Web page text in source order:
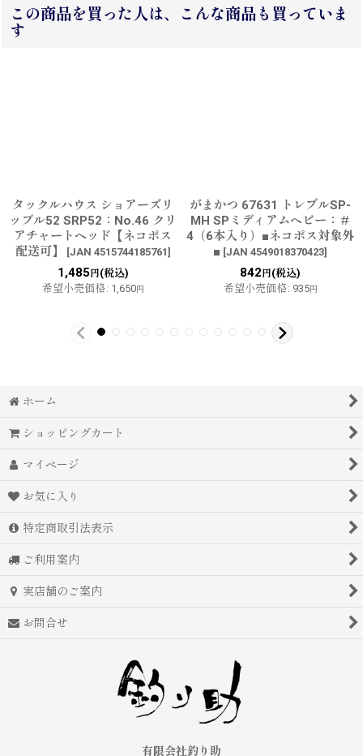
この商品を買った人は、こんな商品も買っていま
す
タックルハウス ショアーズリ
ップル52 SRP52：No.46 クリ
アチャートヘッド【ネコポス
配送可】
[JAN 4515744185761]
1,485 円(税込)
希望小売価格: 1,650円
がまかつ 67631 トレブルSP-
MH SPミディアムヘビー：＃
4（6本入り）■ネコポス対象外
■ [JAN 4549018370423]
842 円(税込)
希望小売価格: 935円
ホーム
ショッピングカート
マイページ
お気に入り
特定商取引法表示
ご利用案内
実店舗のご案内
お問合せ
有限会社釣り助